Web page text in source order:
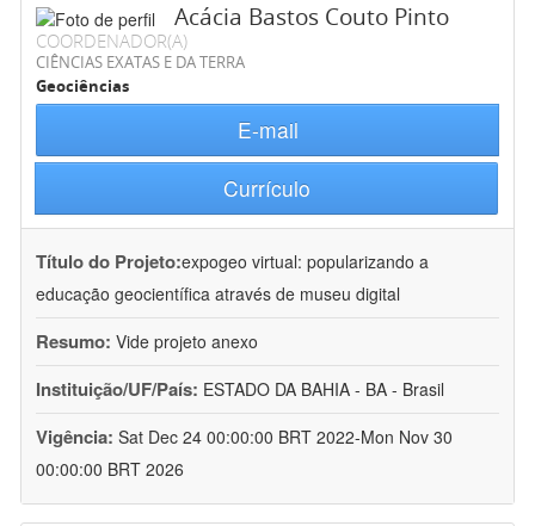
Acácia Bastos Couto Pinto
COORDENADOR(A)
CIÊNCIAS EXATAS E DA TERRA
Geociências
E-mail
Currículo
Título do Projeto:expogeo virtual: popularizando a
educação geocientífica através de museu digital
Resumo: Vide projeto anexo
Instituição/UF/País: ESTADO DA BAHIA - BA - Brasil
Vigência: Sat Dec 24 00:00:00 BRT 2022-Mon Nov 30
00:00:00 BRT 2026